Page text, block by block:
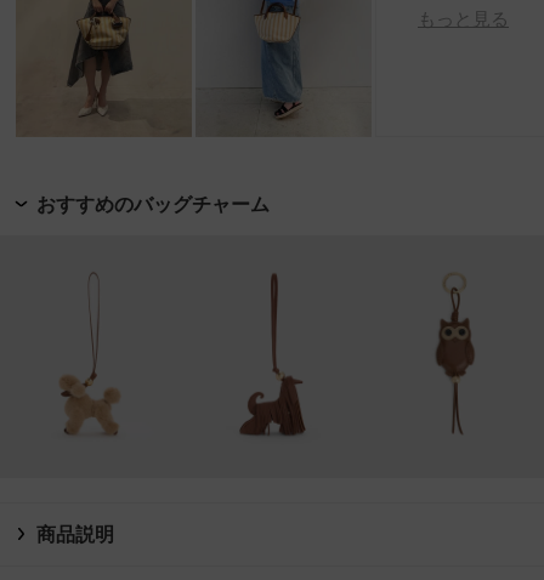
もっと見る
おすすめのバッグチャーム
商品説明